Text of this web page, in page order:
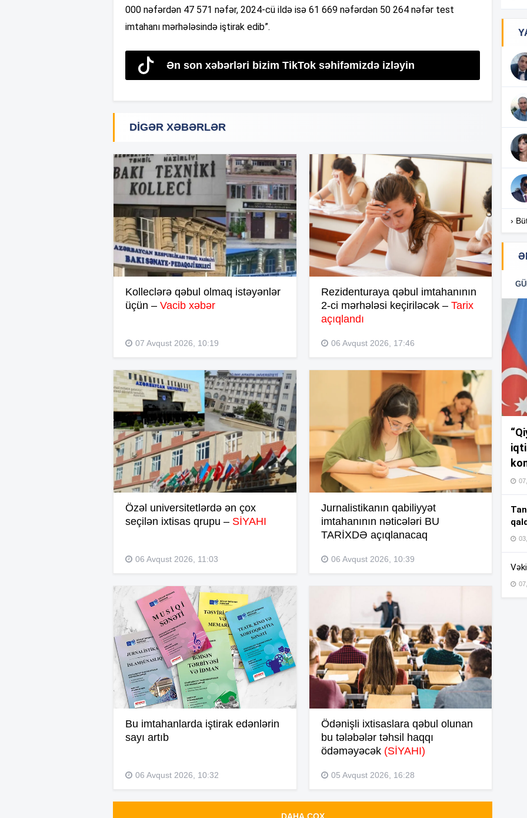
000 nəfərdən 47 571 nəfər, 2024-cü ildə isə 61 669 nəfərdən 50 264 nəfər test
imtahanı mərhələsində iştirak edib”.
Ən son xəbərləri bizim TikTok səhifəmizdə izləyin
DIGƏR XƏBƏRLƏR
Kolleclərə qəbul olmaq istəyənlər
üçün – Vacib xəbər
07 Avqust 2026, 10:19
Rezidenturaya qəbul imtahanının
2-ci mərhələsi keçiriləcək – Tarix
açıqlandı
06 Avqust 2026, 17:46
Özəl universitetlərdə ən çox
seçilən ixtisas qrupu – SİYAHI
06 Avqust 2026, 11:03
Jurnalistikanın qabiliyyət
imtahanının nəticələri BU
TARİXDƏ açıqlanacaq
06 Avqust 2026, 10:39
Bu imtahanlarda iştirak edənlərin
sayı artıb
06 Avqust 2026, 10:32
Ödənişli ixtisaslara qəbul olunan
bu tələbələr təhsil haqqı
ödəməyəcək (SİYAHI)
05 Avqust 2026, 16:28
›